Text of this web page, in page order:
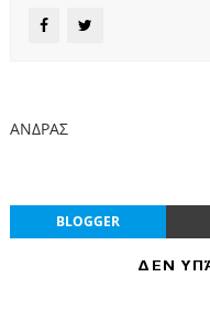
ΑΝΔΡΑΣ
BLOGGER
ΔΕΝ